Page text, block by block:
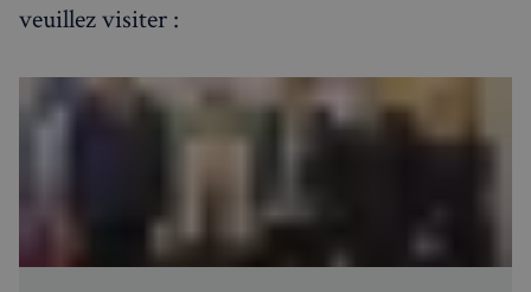
veuillez visiter :fonctionnalités de base du site Web telles que la
sans les cookies strictement nécessaires.
Fournisseur/
Domaine